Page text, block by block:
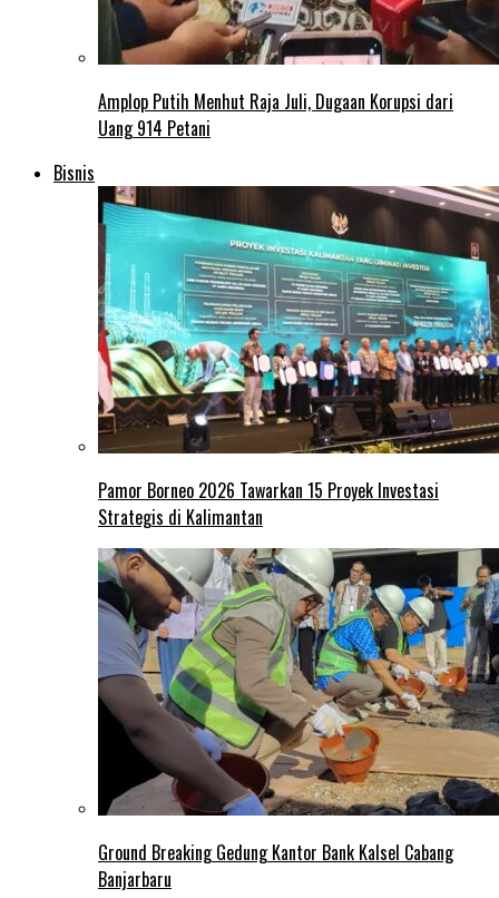
Amplop Putih Menhut Raja Juli, Dugaan Korupsi dari
Uang 914 Petani
Bisnis
Pamor Borneo 2026 Tawarkan 15 Proyek Investasi
Strategis di Kalimantan
Ground Breaking Gedung Kantor Bank Kalsel Cabang
Banjarbaru